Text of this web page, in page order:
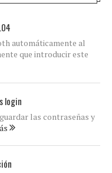
automáticamente al
que introducir este
login
las contraseñas y